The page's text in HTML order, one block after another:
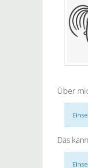
Über
Das